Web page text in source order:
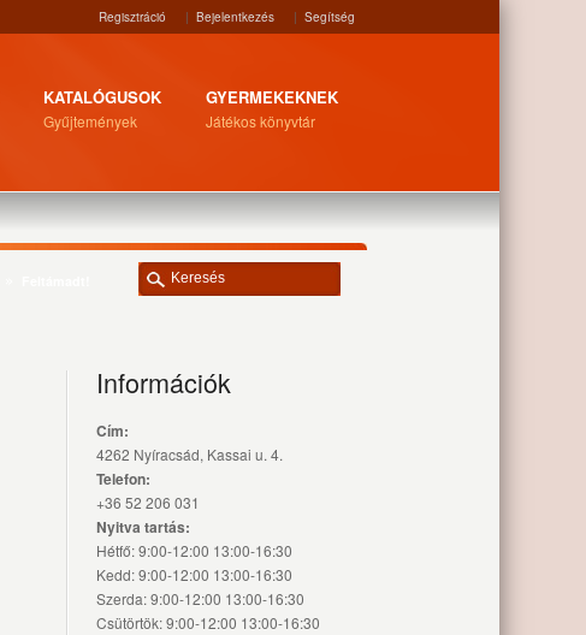
Regisztráció | Bejelentkezés | Segítség
KATALÓGUSOK
Gyűjtemények
GYERMEKEKNEK
Játékos könyvtár
Információk
Cím:
4262 Nyíracsád, Kassai u. 4.
Telefon:
+36 52 206 031
Nyitva tartás:
Hétfő: 9:00-12:00 13:00-16:30
Kedd: 9:00-12:00 13:00-16:30
Szerda: 9:00-12:00 13:00-16:30
Csütörtök: 9:00-12:00 13:00-16:30